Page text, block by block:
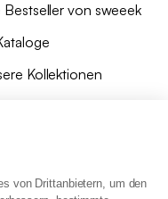
von Drittanbietern, um den
Bestseller von sweeek
Kollektionen